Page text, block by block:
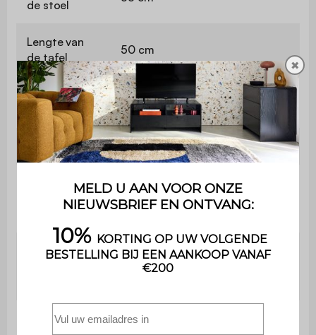
de stoel
Lengte van
de tafel
50 cm
Hoogte van
de tafel
50 cm
Bevat hout Ja
Maximaal
ondersteund
gewicht
40 kg
De montage is heel eenvoudig ,
een handleiding wordt
Gebruik Buiten
✖